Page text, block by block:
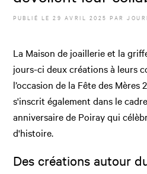
PUBLIÉ LE29 AVRIL 2025 PAR
La Maison de joaillerie et la
jours-ci deux créations à leurs
l’occasion de la Fête des
s'inscrit également dans le
anniversaire de Poiray qui
d'histoire.
Des créations autour